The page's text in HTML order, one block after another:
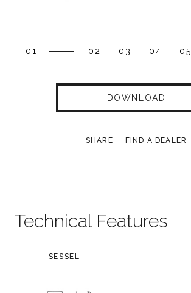
01 02 03 04 05
DOWNLOAD
SHARE FIND A DEALER
Technical Features
SESSEL